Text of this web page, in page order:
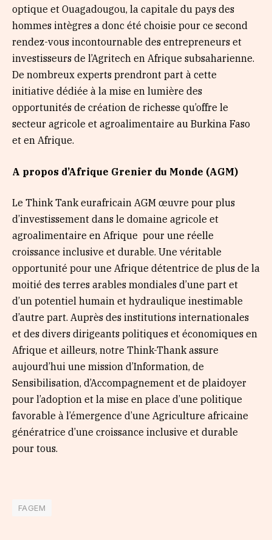
optique et Ouagadougou, la capitale du pays des
hommes intègres a donc été choisie pour ce second
rendez-vous incontournable des entrepreneurs et
investisseurs de l’Agritech en Afrique subsaharienne.
De nombreux experts prendront part à cette
initiative dédiée à la mise en lumière des
opportunités de création de richesse qu’offre le
secteur agricole et agroalimentaire au Burkina Faso
et en Afrique.
A propos d’Afrique Grenier du Monde (AGM)
Le Think Tank eurafricain AGM œuvre pour plus
d’investissement dans le domaine agricole et
agroalimentaire en Afrique pour une réelle
croissance inclusive et durable. Une véritable
opportunité pour une Afrique détentrice de plus de la
moitié des terres arables mondiales d’une part et
d’un potentiel humain et hydraulique inestimable
d’autre part. Auprès des institutions internationales
et des divers dirigeants politiques et économiques en
Afrique et ailleurs, notre Think-Thank assure
aujourd’hui une mission d’Information, de
Sensibilisation, d’Accompagnement et de plaidoyer
pour l’adoption et la mise en place d’une politique
favorable à l’émergence d’une Agriculture africaine
génératrice d’une croissance inclusive et durable
pour tous.
FAGEM